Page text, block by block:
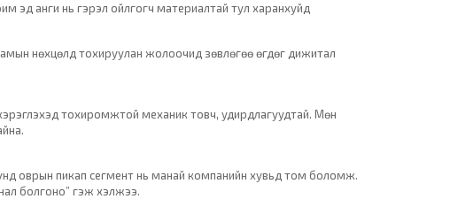
эд анги нь гэрэл ойлгогч материалтай тул харанхуйд
нөхцөлд тохируулан жолоочид зөвлөгөө өгдөг дижитал
тохиромжтой механик товч, удирдлагуудтай. Мөн
оврын пикап сегмент нь манай компанийн хувьд том боломж.
болгоно” гэж хэлжээ.